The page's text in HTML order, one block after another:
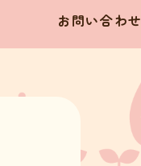
お問い合わせ